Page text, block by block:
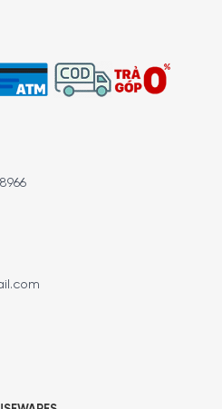
Air
Air, máy hút mùi sẽ nhận
hiệu quả tốt nhất. Máy cũng
trong căn bếp đã hoàn toàn